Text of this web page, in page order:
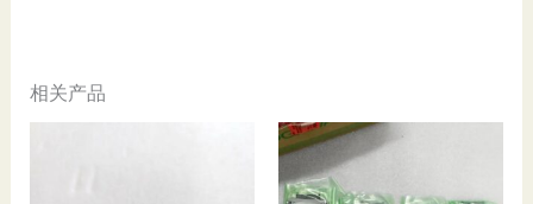
相关产品